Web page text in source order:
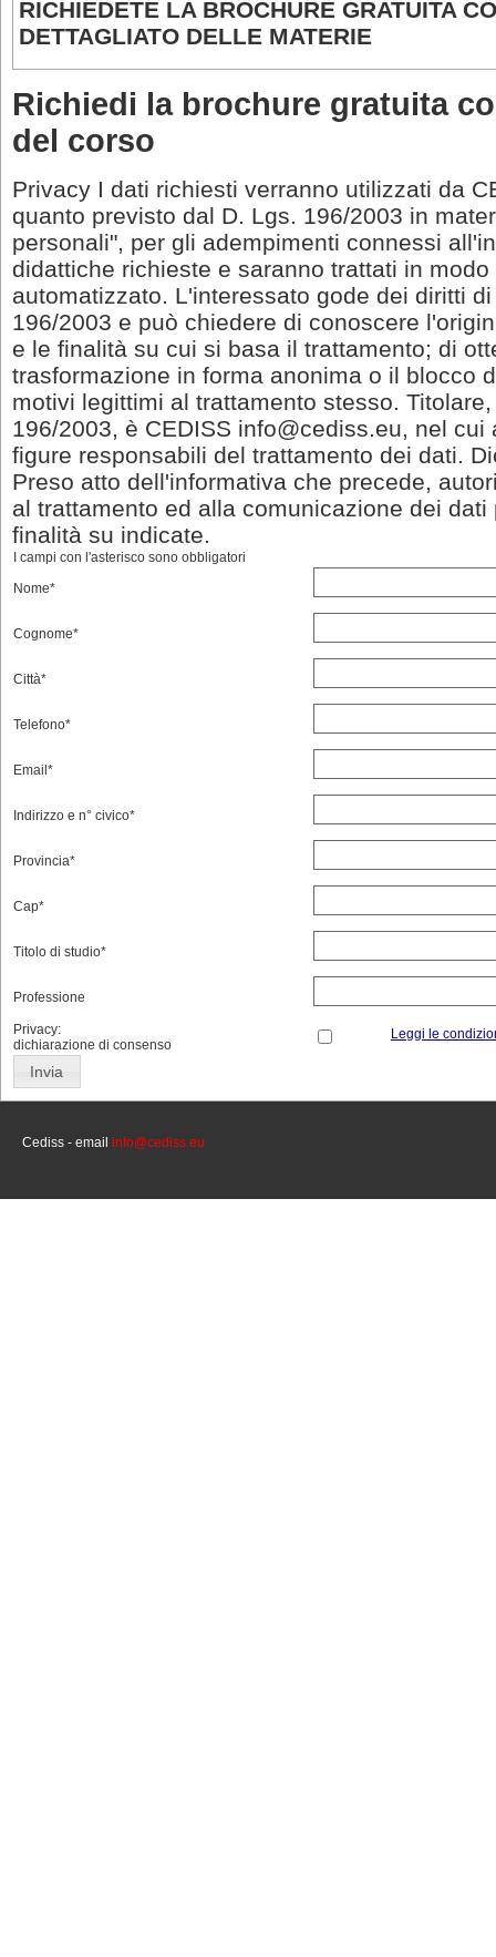
RICHIEDETE LA BROCHURE GRATUITA
DETTAGLIATO DELLE MATERIE
Richiedi la brochure gratuita
del corso
Privacy I dati richiesti verranno utilizzati da
quanto previsto dal D. Lgs. 196/2003 in
personali", per gli adempimenti connessi
didattiche richieste e saranno trattati in
automatizzato. L'interessato gode dei diritti
196/2003 e può chiedere di conoscere
e le finalità su cui si basa il trattamento; di
trasformazione in forma anonima o il blocco
motivi legittimi al trattamento stesso.
196/2003, è CEDISS info@cediss.eu, nel
figure responsabili del trattamento dei dati.
Preso atto dell'informativa che precede,
al trattamento ed alla comunicazione dei
finalità su indicate.
I campi con l'asterisco sono obbligatori
Nome*
Cognome*
Città*
Telefono*
Email*
Indirizzo e n° civico*
Provincia*
Cap*
Titolo di studio*
Professione
Privacy:
dichiarazione di consenso
Leggi le
Cediss - email info@cediss.eu